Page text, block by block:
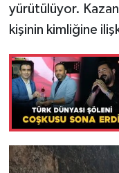
yürütülüyor.
kişinin kimliğine